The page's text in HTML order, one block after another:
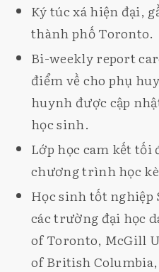
Ký túc xá hiện đại,
thành phố Toronto.
Bi-weekly report
điểm về cho phụ
huynh được cập
học sinh.
Lớp học cam kết tối
chương trình học
Học sinh tốt nghiệp
các trường đại học
of Toronto, McGill
of British